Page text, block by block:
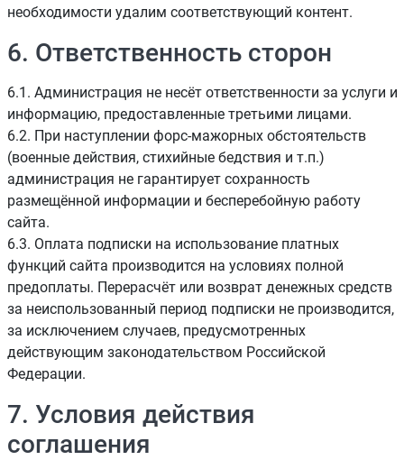
необходимости удалим соответствующий контент.
6. Ответственность сторон
6.1. Администрация не несёт ответственности за услуги и
информацию, предоставленные третьими лицами.
6.2. При наступлении форс-мажорных обстоятельств
(военные действия, стихийные бедствия и т.п.)
администрация не гарантирует сохранность
размещённой информации и бесперебойную работу
сайта.
6.3. Оплата подписки на использование платных
функций сайта производится на условиях полной
предоплаты. Перерасчёт или возврат денежных средств
за неиспользованный период подписки не производится,
за исключением случаев, предусмотренных
действующим законодательством Российской
Федерации.
7. Условия действия
соглашения